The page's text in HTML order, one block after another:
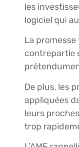
les
logiciel qui
La
contrepartie
De plus, les
appliquées
leurs
trop